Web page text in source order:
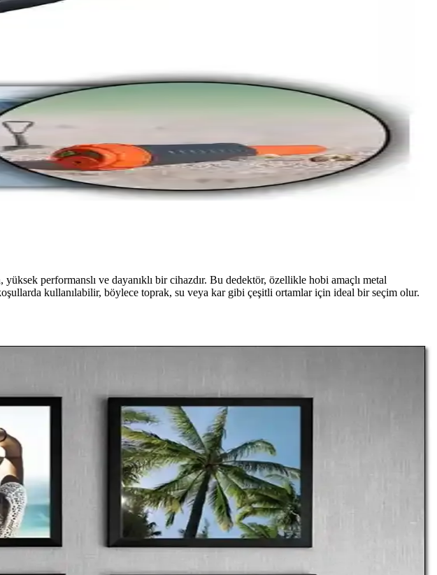
performanslı ve dayanıklı bir cihazdır. Bu dedektör, özellikle hobi amaçlı metal
kullanılabilir, böylece toprak, su veya kar gibi çeşitli ortamlar için ideal bir seçim olur.
Mud ring uygulamasıyla standart kapaklar düzgün oturur ve görsel bütünlük sağlanır.
ve plastik rampalarla karşılaştırıldığında avantaj ve dezavantajları detaylı şekilde
ömürlü ve kullanışlı çözümler sunar.
her dekorasyona uygun seçenekler bulunuyor.